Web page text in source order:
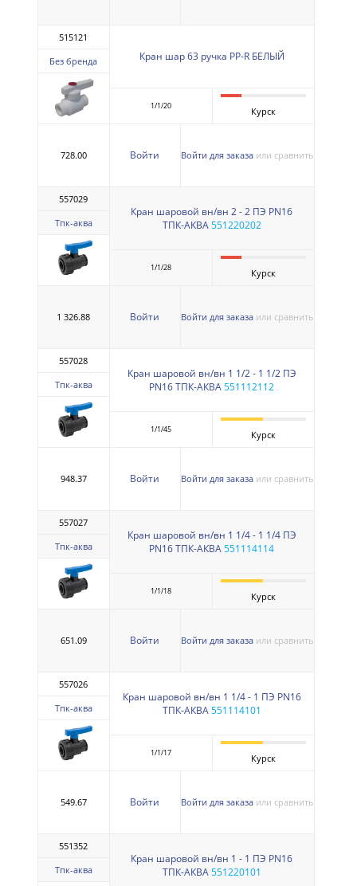
515121
Без бренда Кран шар 63 ручка PP-R БЕЛЫЙ
1/1/20 Курск
728.00 Войти Войти для заказа или сравнить
557029
Тпк-аква
Кран шаровой вн/вн 2 - 2 ПЭ PN16
ТПК-АКВА 551220202
1/1/28 Курск
1 326.88 Войти Войти для заказа или сравнить
557028
Тпк-аква
Кран шаровой вн/вн 1 1/2 - 1 1/2 ПЭ
PN16 ТПК-АКВА551112112
1/1/45 Курск
948.37 Войти Войти для заказа или сравнить
557027
Тпк-аква
Кран шаровой вн/вн 1 1/4 - 1 1/4 ПЭ
PN16 ТПК-АКВА551114114
1/1/18 Курск
651.09 Войти Войти для заказа или сравнить
557026
Тпк-аква
Кран шаровой вн/вн 1 1/4 - 1 ПЭ PN16
ТПК-АКВА 551114101
1/1/17 Курск
549.67 Войти Войти для заказа или сравнить
551352
Тпк-аква
Кран шаровой вн/вн 1 - 1 ПЭ PN16
ТПК-АКВА 551220101